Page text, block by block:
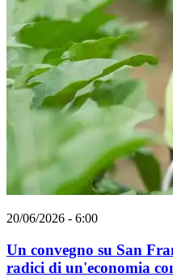
20/06/2026 - 6:00
Un convegno su San
radici di un'economia